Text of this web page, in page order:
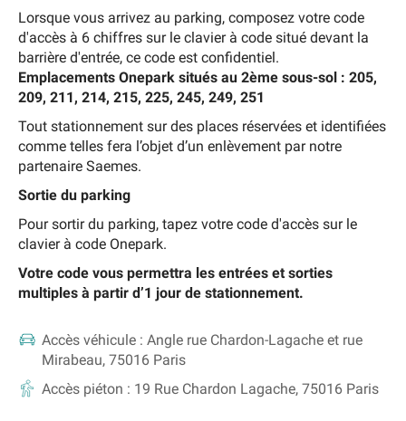
Lorsque vous arrivez au parking, composez votre code
d'accès à 6 chiffres sur le clavier à code situé devant la
barrière d'entrée, ce code est confidentiel.
Emplacements Onepark situés au 2ème sous-sol : 205,
209, 211, 214, 215, 225, 245, 249, 251
Tout stationnement sur des places réservées et identifiées
comme telles fera l’objet d’un enlèvement par notre
partenaire Saemes.
Sortie du parking
Pour sortir du parking, tapez votre code d'accès sur le
clavier à code Onepark.
Votre code vous permettra les entrées et sorties
multiples à partir d’1 jour de stationnement.
Accès véhicule : Angle rue Chardon-Lagache et rue
Mirabeau, 75016 Paris
Accès piéton : 19 Rue Chardon Lagache, 75016 Paris